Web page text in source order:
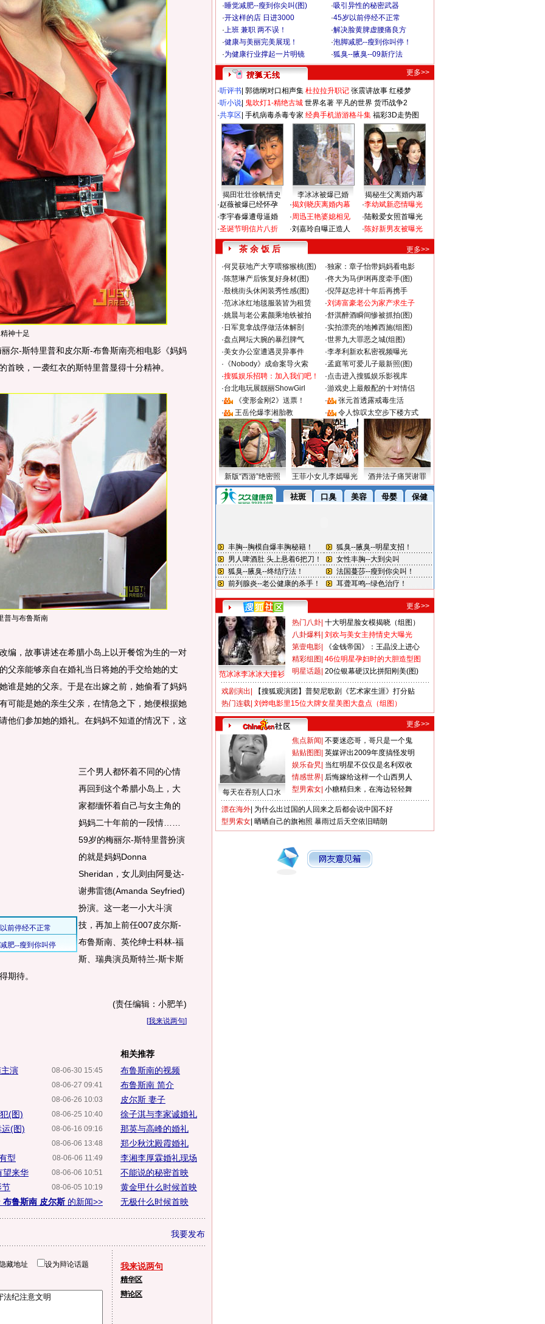
精神十足
-斯特里普和皮尔斯-布鲁斯南亮相电影《妈妈
映，一袭红衣的斯特里普显得十分精神。
普与布鲁斯南
，故事讲述在希腊小岛上以开餐馆为生的一对
父亲能够亲自在婚礼当日将她的手交给她的丈
谁是她的父亲。于是在出嫁之前，她偷看了妈妈
可能是她的亲生父亲，在情急之下，她便根据她
他们参加她的婚礼。在妈妈不知道的情况下，这
三个男人都怀着不同的心情
再回到这个希腊小岛上，大
家都缅怀着自己与女主角的
妈妈二十年前的一段情……
59岁的梅丽尔-斯特里普扮演
的就是妈妈Donna
Sheridan，女儿则由阿曼达-
谢弗雷德(Amanda Seyfried)
扮演。这一老一小大斗演
技，再加上前任007皮尔斯-
布鲁斯南、英伦绅士科林-福
斯、瑞典演员斯特兰-斯卡斯
期待。
(责任编辑：小肥羊)
[我来说两句]
08-06-30 15:45
演
08-06-27 09:41
08-06-26 10:03
08-06-25 10:40
(图)
08-06-16 09:16
(图)
08-06-06 13:48
08-06-06 11:49
型
08-06-06 10:51
望来华
08-06-05 10:19
节
布鲁斯南 皮尔斯 的新闻>>
相关推荐
布鲁斯南的视频
布鲁斯南 简介
皮尔斯 妻子
徐子淇与李家诚婚礼
那英与高峰的婚礼
郑少秋沈殿霞婚礼
李湘李厚霖婚礼现场
不能说的秘密首映
黄金甲什么时候首映
无极什么时候首映
我要发布
藏地址 设为辩论话题 我来说两句
精华区
辩论区
·睡觉减肥--瘦到你尖叫(图) ·吸引异性的秘密武器
·开这样的店 日进3000 ·45岁以前停经不正常
·上班 兼职 两不误！ ·解决脸黄脾虚腰痛良方
·健康与美丽完美展现！ ·泡脚减肥--瘦到你叫停！
·为健康行业撑起一片明镜 ·狐臭--腋臭--09新疗法
更多>>
·听评书 郭德纲对口相声集 杜拉拉升职记 张震讲故事 红楼梦
·听小说 鬼吹灯1-精绝古城 世界名著 平凡的世界 货币战争2
·共享区 手机病毒杀毒专家 经典手机游游格斗集 福彩3D走势图
揭田壮壮徐帆情史 李冰冰被爆已婚
揭秘生父离婚内幕
·赵薇被爆已经怀孕
·李宇春爆遭母逼婚
·圣诞节明信片八折
·揭刘晓庆离婚内幕
·周迅王艳婆媳相见
·刘嘉玲自曝正造人
·李幼斌新恋情曝光
·陆毅爱女照首曝光
·陈好新男友被曝光
茶 余 饭 后
更多>>
·何炅获地产大亨喂猕猴桃(图) ·独家：章子怡带妈妈看电影
·陈慧琳产后恢复好身材(图) ·佟大为马伊琍再度牵手(图)
·殷桃街头休闲装秀性感(图) ·倪萍赵忠祥十年后再携手
·范冰冰红地毯服装皆为租赁 ·刘涛富豪老公为家产求生子
·姚晨与老公素颜乘地铁被拍 ·舒淇醉酒瞬间惨被抓拍(图)
· 日军竟拿战俘做活体解剖 ·实拍漂亮的地摊西施(组图)
·盘点网坛大腕的暴烈脾气 ·世界九大罪恶之城(组图)
·美女办公室遭遇灵异事件 ·李孝利新欢私密视频曝光
· 《Nobody》成命案导火索 ·孟庭苇可爱儿子最新照(图)
·搜狐娱乐招聘：加入我们吧！ ·点击进入搜狐娱乐影视库
·台北电玩展靓丽ShowGirl ·游戏史上最般配的十对情侣
·
《变形金刚2》送票！ ·
张元首透露戒毒生活
·
王岳伦爆李湘胎教 · 令人惊叹太空步下楼方式
新版“西游”绝密照 王菲小女儿李嫣曝光 酒井法子痛哭谢罪
更多>>
范冰冰李冰冰大撞衫
热门八卦 十大明星脸女模揭晓（组图）
八卦爆料 刘欢与美女主持情史大曝光
第壹电影
《金钱帝国》：王晶没上进心
精彩组图 46位明星孕妇时的大胆造型图
明星话题 20位银幕硬汉比拼阳刚美(图)
戏剧演出
【搜狐观演团】普契尼歌剧《艺术家生涯》打分贴
热门连载 刘烨电影里15位大牌女星美图大盘点（组图）
更多>>
每天在吞别人口水
焦点新闻 不要迷恋哥，哥只是一个鬼
贴贴图图 英媒评出2009年度搞怪发明
娱乐旮旯 当红明星不仅仅是名利双收
情感世界 后悔嫁给这样一个山西男人
型男索女 小糖精归来，在海边轻轻舞
漂在海外 为什么出过国的人回来之后都会说中国不好
型男索女 晒晒自己的旗袍照 暴雨过后天空依旧晴朗